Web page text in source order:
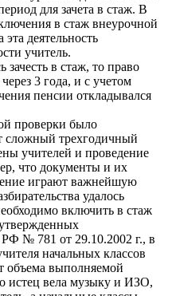
для зачета в стаж. В
в стаж внеурочной
эта деятельность
учитель.
зачесть в стаж, то право
3 года, и с учетом
пенсии откладывался
проверки было
сложный трехгодичный
учителей и проведение
что документы и их
играют важнейшую
удалось
включить в стаж
№ 781 от 29.10.2002 г., в
начальных классов
объема выполняемой
истец вела музыку и ИЗО,